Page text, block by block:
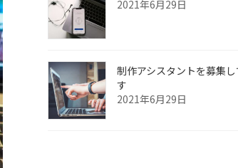
2021年6月29日
制作アシスタントを募集し
す
2021年6月29日